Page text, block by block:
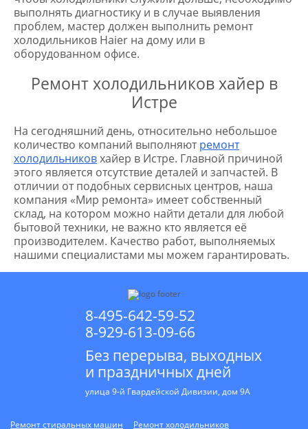
выполнять диагностику и в случае выявления
проблем, мастер должен выполнить ремонт
холодильников Haier на дому или в
оборудованном офисе.
Ремонт холодильников хайер в
Истре
На сегодняшний день, относительно небольшое
количество компаний выполняютремонт
холодильниковхайер в Истре. Главной причиной
этого является отсутствие деталей и запчастей. В
отличии от подобных сервисных центров, наша
компания «Мир ремонта» имеет собственный
склад, на котором можно найти детали для любой
бытовой техники, не важно кто является её
производителем. Качество работ, выполняемых
нашими специалистами мы можем гарантировать.
8-495-642-59-52
8-929-613-09-66
Без перерыва, выходных
и праздничных дней
улица 9-й Гвардейской Дивизии, дом 9А
Ремонт стиральных машин Ремонт холодильников